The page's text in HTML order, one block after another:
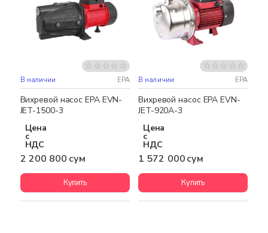
Бесплатная доставка
В наличии EPA
Вихревой насос EPA EVN-
JET-1500-3
Цена
с
НДС
2 200 800 сум
Купить
Бесплатная доставка
В наличии EPA
Вихревой насос EPA EVN-
JET-920A-3
Цена
с
НДС
1 572 000 сум
Купить